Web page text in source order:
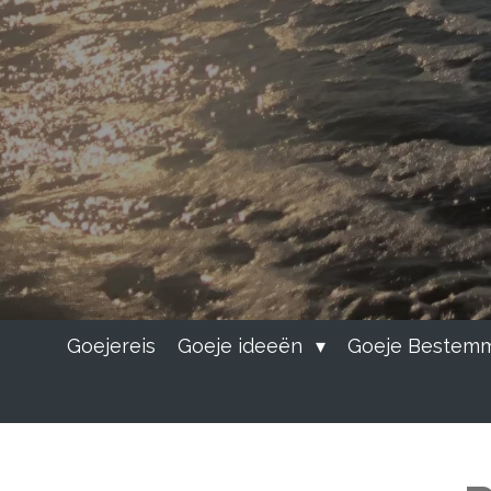
Goejereis Goeje ideeën Goeje